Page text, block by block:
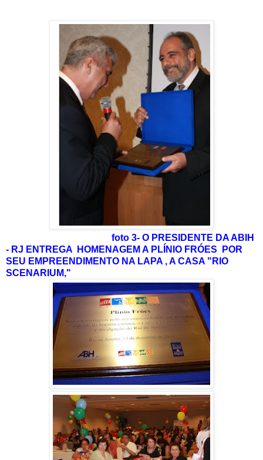
foto 3- O PRESIDENTE DA ABIH
- RJ ENTREGA HOMENAGEM A PLÍNIO FRÓES POR
SEU EMPREENDIMENTO NA LAPA , A CASA "RIO
SCENARIUM,"